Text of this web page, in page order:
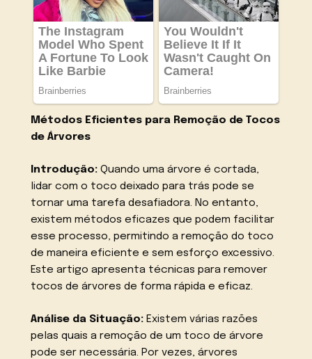
Métodos Eficientes para Remoção de Tocos
de Árvores
Introdução: Quando uma árvore é cortada,
lidar com o toco deixado para trás pode se
tornar uma tarefa desafiadora. No entanto,
existem métodos eficazes que podem facilitar
esse processo, permitindo a remoção do toco
de maneira eficiente e sem esforço excessivo.
Este artigo apresenta técnicas para remover
tocos de árvores de forma rápida e eficaz.
Análise da Situação: Existem várias razões
pelas quais a remoção de um toco de árvore
pode ser necessária. Por vezes, árvores